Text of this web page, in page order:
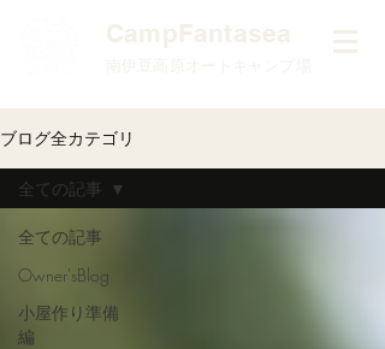
​CampFantasea
南伊豆高原オートキャンプ場
ブログ全カテゴリ
全ての記事
Owner'sBlog
小屋作り準備
編
全ての記事